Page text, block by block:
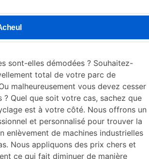
sont-elles démodées ? Souhaitez-
total de votre parc de
malheureusement vous devez cesser
Quel que soit votre cas, sachez que
est à votre côté. Nous offrons un
et personnalisé pour trouver la
enlèvement de machines industrielles
Nous appliquons des prix chers et
ce qui fait diminuer de manière